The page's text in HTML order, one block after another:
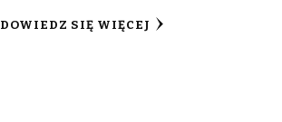
DOWIEDZ SIĘ WIĘCEJ